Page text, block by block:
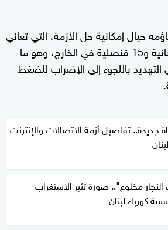
حيال إمكانية حل الأزمة، التي تعاني
منها نحو 75 سفارة لبنانية و15 قنصلية في الخارج، وهو ما
التهديد باللجوء إلى الإضراب للضغط
جديدة.. تفاصيل أزمة الاتصالات والإنترنت
مخلوع".. صورة تثير الاستغراب
كهرباء لبنان